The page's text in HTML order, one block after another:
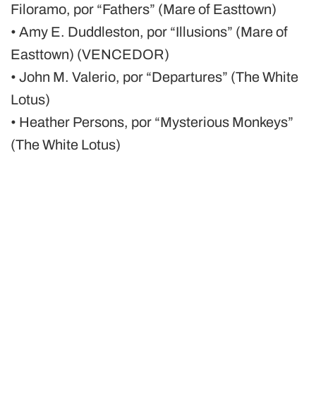
Filoramo, por “Fathers” (Mare of Easttown)
• Amy E. Duddleston, por “Illusions” (Mare of
Easttown) (VENCEDOR)
• John M. Valerio, por “Departures” (The White
Lotus)
• Heather Persons, por “Mysterious Monkeys”
(The White Lotus)